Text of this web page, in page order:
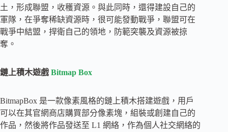
土，形成聯盟，收穫資源。與此同時，還得建設自己的
軍隊，在爭奪稀缺資源時，很可能發動戰爭，聯盟可在
戰爭中結盟，捍衛自己的領地，防範突襲及資源被掠
奪。
鏈上積木遊戲 Bitmap Box
BitmapBox 是一款像素風格的鏈上積木搭建遊戲，用戶
可以在其官網商店購買部分像素塊，組裝或創建自己的
作品，然後將作品發送至 L1 網絡，作為個人社交網絡的